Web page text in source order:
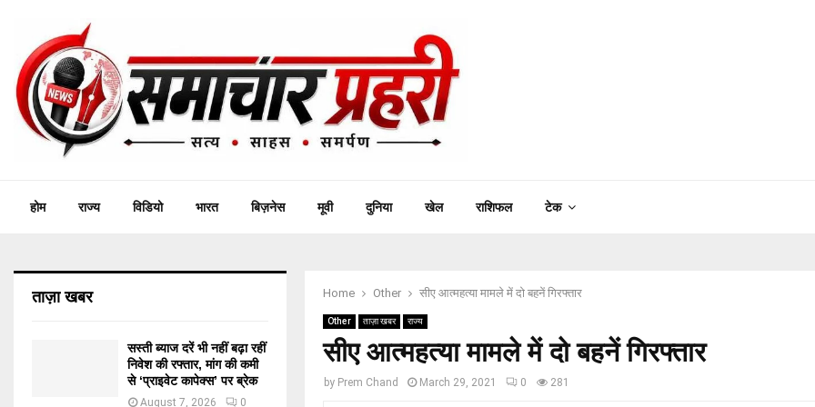
होम राज्य विडियो भारत बिज़नेस मूवी दुनिया खेल राशिफल टेक
Home Other सीए आत्महत्या मामले में दो बहनें गिरफ्तार
Other ताज़ा खबर राज्य
सीए आत्महत्या मामले में दो बहनें गिरफ्तार
by Prem Chand March 29, 2021 0 281
ताज़ा खबर
सस्ती ब्याज दरें भी नहीं बढ़ा रहीं
निवेश की रफ्तार, मांग की कमी
से ‘प्राइवेट कापेक्स’ पर ब्रेक
August 7, 2026 0